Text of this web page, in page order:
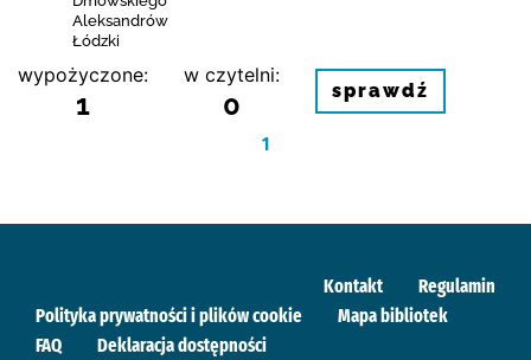
Aleksandrów
Łódzki
wypożyczone:
1
w czytelni:
0 sprawdź
1
Kontakt
Regulamin
Polityka prywatności i plików cookie
Mapa bibliotek
FAQ
Deklaracja dostępności